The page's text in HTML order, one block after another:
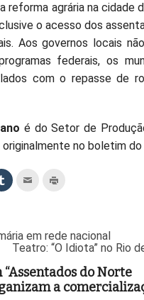
reforma agrária na cidade
o acesso dos
Aos governos locais
federais, os
com o repasse de
é do Setor de
no boletim do
em rede nacional
Teatro: “O Idiota” no Rio
Assentados do Norte
a